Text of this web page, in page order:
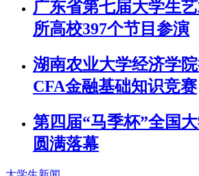
广东省第七届大学生
所高校397个节目参演
湖南农业大学经济学
CFA金融基础知识竞赛
第四届“马季杯”全国
圆满落幕